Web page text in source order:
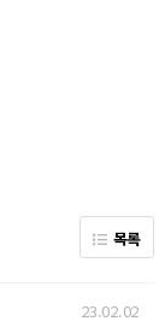
목록
23.02.02